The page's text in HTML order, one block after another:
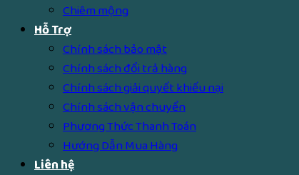
Chiêm mộng
Hỗ Trợ
Chính sách bảo mật
Chính sách đổi trả hàng
Chính sách giải quyết khiếu nại
Chính sách vận chuyển
Phương Thức Thanh Toán
Hướng Dẫn Mua Hàng
Liên hệ